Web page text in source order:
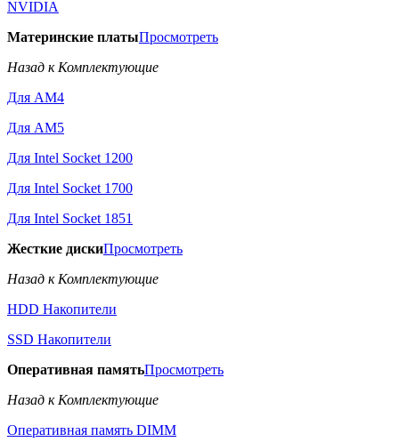
NVIDIA
Материнские платыПросмотреть
Назад к Комплектующие
Для AM4
Для AM5
Для Intel Socket 1200
Для Intel Socket 1700
Для Intel Socket 1851
Жесткие дискиПросмотреть
Назад к Комплектующие
HDD Накопители
SSD Накопители
Оперативная памятьПросмотреть
Назад к Комплектующие
Оперативная память DIMM